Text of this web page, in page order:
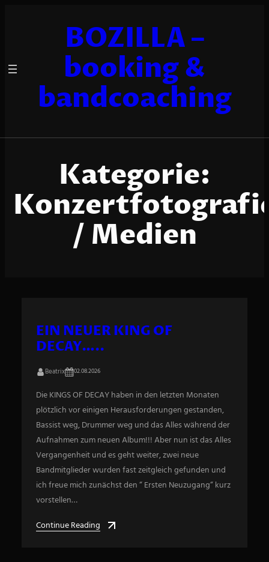
BOZILLA –
booking &
bandcoaching
Kategorie:
/ Medien
EIN NEUER KING OF
DECAY…..
Beatrix 02.08.2026
Die KINGS OF DECAY haben in den letzten Monaten
plötzlich vor einigen Herausforderungen gestanden,
Bassist weg, Drummer weg und das Alles während der
Aufnahmen zum neuen Album!!! Aber nun ist das Alles
Vergangenheit und es geht weiter, zwei neue
Bandmitglieder wurden fast zeitgleich gefunden und
ich freue mich zunächst den “ Ersten Neuzugang“ kurz
vorstellen…
Continue Reading